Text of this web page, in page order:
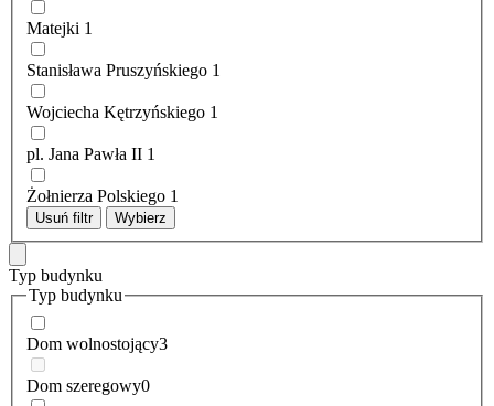
Matejki 1
Stanisława Pruszyńskiego 1
Wojciecha Kętrzyńskiego 1
pl. Jana Pawła II 1
Żołnierza Polskiego 1
Usuń filtr Wybierz
Typ budynku
Typ budynku
Dom wolnostojący3
Dom szeregowy0